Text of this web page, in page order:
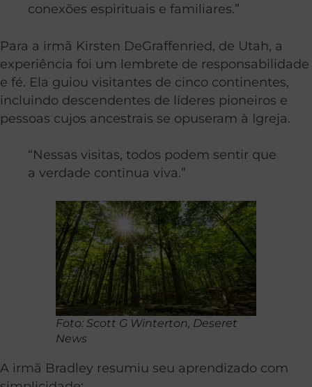
conexões espirituais e familiares.”
Para a irmã Kirsten DeGraffenried, de Utah, a
experiência foi um lembrete de responsabilidade
e fé. Ela guiou visitantes de cinco continentes,
incluindo descendentes de líderes pioneiros e
pessoas cujos ancestrais se opuseram à Igreja.
“Nessas visitas, todos podem sentir que
a verdade continua viva.”
Foto: Scott G Winterton, Deseret
News
A irmã Bradley resumiu seu aprendizado com